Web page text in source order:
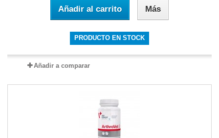
Añadir al carrito Más
PRODUCTO EN STOCK
Añadir a comparar